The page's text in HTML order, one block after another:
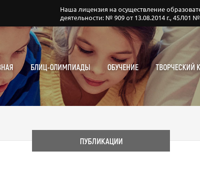
Наша лицензия на осуществление
деятельности: № 909 от 13.08.2014 г., 45Л01
БЛИЦ-ОЛИМПИАДЫ ОБУЧЕНИЕ ТВОРЧЕСКИЙ
ПУБЛИКАЦИИ